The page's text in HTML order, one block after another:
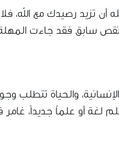
تزيد رصيدك مع الله، فلا
سابق فقد جاءت
والحياة تتطلب
أو علماً جديداً، غامر